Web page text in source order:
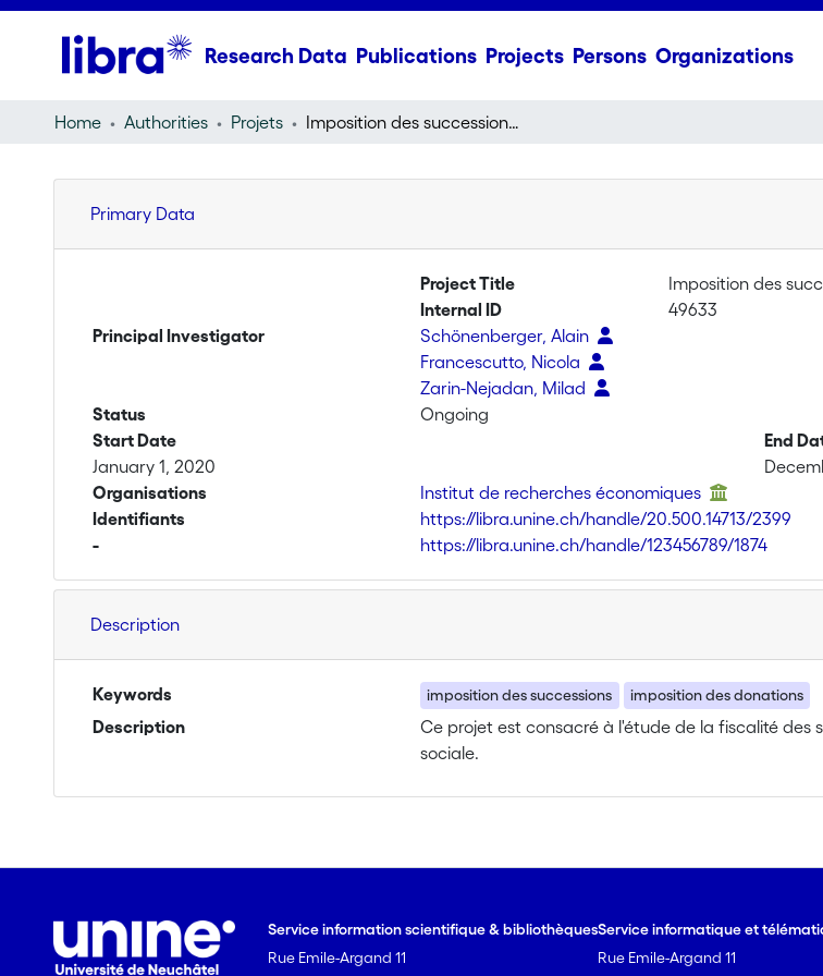
Research Data Publications Projects Persons Organizations
Home Authorities Projets Imposition des successions et des donations
Primary Data
Project Title
Imposition des
Internal ID
49633
Principal Investigator
Schönenberger, Alain
Francescutto, Nicola
Zarin-Nejadan, Milad
Status
Ongoing
Start Date
January 1, 2020
End
Organisations
Institut de recherches économiques
Identifiants
https://libra.unine.ch/handle/20.500.14713/2399
-
https://libra.unine.ch/handle/123456789/1874
Description
Keywords imposition des successions imposition des donations
Description
Ce projet est consacré à l'étude de la fiscalité des
sociale.
Service information scientifique & bibliothèques
Rue Emile-Argand 11
Service informatique et
Rue Emile-Argand 11